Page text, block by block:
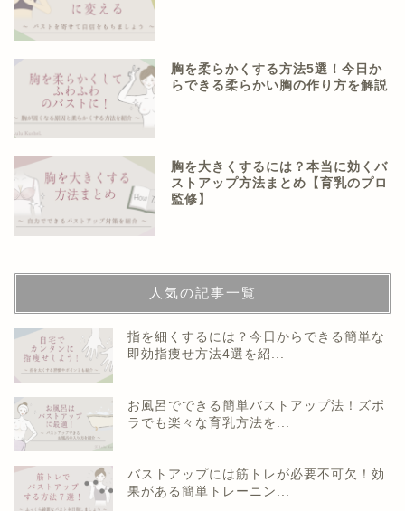
胸を柔らかくする方法5選！今日か
らできる柔らかい胸の作り方を解説
胸を大きくするには？本当に効くバ
ストアップ方法まとめ【育乳のプロ
監修】
人気の記事一覧
指を細くするには？今日からできる簡単な
即効指痩せ方法4選を紹...
お風呂でできる簡単バストアップ法！ズボ
ラでも楽々な育乳方法を...
バストアップには筋トレが必要不可欠！効
果がある簡単トレーニン...